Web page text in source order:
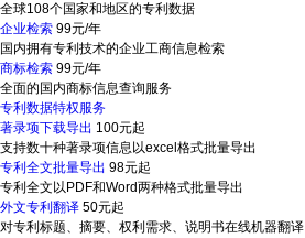
全球108个国家和地区的专利数据
企业检索 99元/年
国内拥有专利技术的企业工商信息检索
商标检索 99元/年
全面的国内商标信息查询服务
专利数据特权服务
著录项下载导出 100元起
支持数十种著录项信息以excel格式批量导出
专利全文批量导出 98元起
专利全文以PDF和Word两种格式批量导出
外文专利翻译 50元起
对专利标题、摘要、权利需求、说明书在线机器翻译